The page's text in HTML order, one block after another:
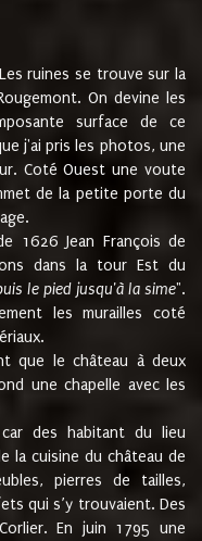
ruines se trouve sur la
On devine les
surface de ce
j'ai pris les photos, une
Coté Ouest une voute
de la petite porte du
1626 Jean François de
dans la tour Est du
le pied jusqu'à la sime".
les murailles coté
que le château à deux
une chapelle avec les
des habitant du lieu
la cuisine du château de
pierres de tailles,
qui s’y trouvaient. Des
En juin 1795 une